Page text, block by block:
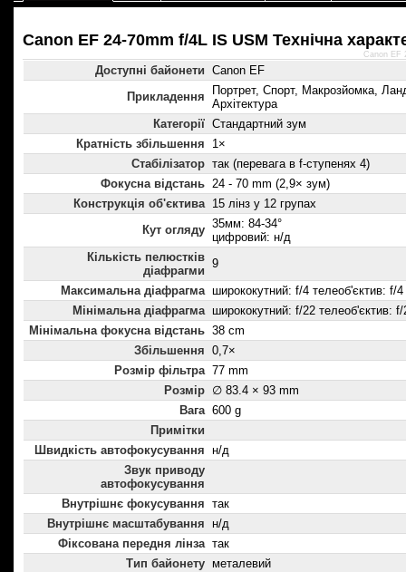
Canon EF 24-70mm f/4L IS USM Технічнa
Доступні байонети Canon EF
Прикладення
Портрет, Спорт, Макрозйомка,
Архітектура
Категорії Стандартний зум
Кратність збільшення
1×
Стабілізатор так (перевага в f-ступенях 4)
Фокусна відстань 24 - 70 mm (2,9× зум)
Конструкція об'єктива 15 лінз у 12 групах
Кут огляду 35мм: 84-34°
цифровий: н/д
Кількість пелюстків
діафрагми
9
Максимальна діафрагма ширококутний: f/4 телеоб'єктив: f/4
Мінімальна діафрагма ширококутний: f/22 телеоб'єктив: f/
Мінімальна фокусна відстань 38 cm
Збільшення 0,7×
Розмір фільтра 77 mm
Розмір ∅ 83.4 × 93 mm
Вага 600 g
Примітки
Швидкість автофокусування н/д
Звук приводу
автофокусування
Внутрішнє фокусування так
Внутрішнє масштабування
н/д
Фіксована передня лінза так
Тип байонету металевий
Canon EF